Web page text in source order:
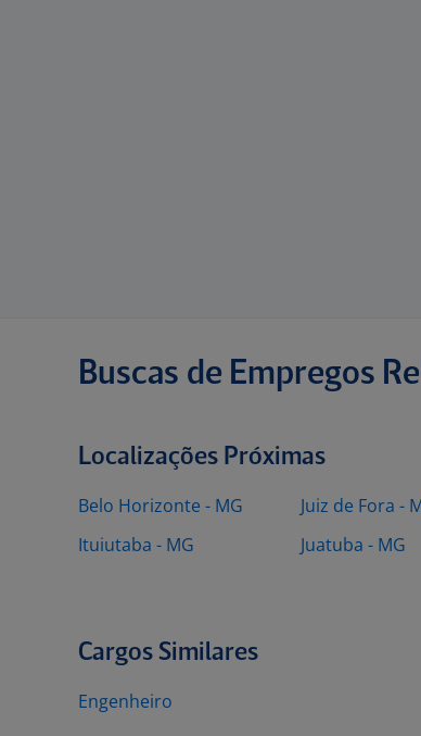
Buscas de Empregos
Localizações Próximas
Belo Horizonte - MG
Ituiutaba - MG
Juiz de Fora -
Juatuba - MG
Cargos Similares
Engenheiro